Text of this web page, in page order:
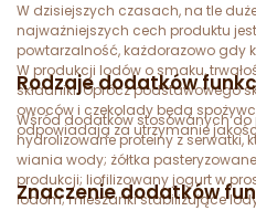
W dzisiejszych czasach, na tle
najważniejszych cech produktu
powtarzalność, każdorazowo gdy
W produkcji lodów o smaku,
składniki. Oprócz podstawowego
owoców i czekolady będą
odpowiadają za utrzymanie
Rodzaje dodatków
Wśród dodatków stosowanych
hydrolizowane proteiny z serwatki,
wiania wody; żółtka
produkcji; liofilizowany jogurt w
lodom; mieszanki stabilizujące
Znaczenie dodatków